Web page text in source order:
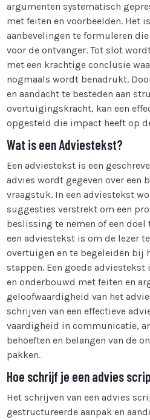
argumenten systematisch
met feiten en voorbeelden. Het
aanbevelingen te formuleren
voor de ontvanger. Tot slot
met een krachtige conclusie
nogmaals wordt benadrukt.
en aandacht te besteden aan
overtuigingskracht, kan een
opgesteld die impact heeft op
Wat is een Adviestekst?
Een adviestekst is een
advies wordt gegeven over een
vraagstuk. In een adviestekst
suggesties verstrekt om een
beslissing te nemen of een doel
een adviestekst is om de lezer
overtuigen en te begeleiden bij
stappen. Een goede
en onderbouwd met feiten en
geloofwaardigheid van het
schrijven van een effectieve
vaardigheid in communicatie,
behoeften en belangen van de
pakken.
Hoe schrijf je een advies
Het schrijven van een advies
gestructureerde aanpak en